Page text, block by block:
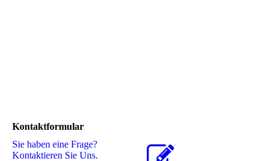
Kontaktformular
Sie haben eine Frage?
Kontaktieren Sie Uns.